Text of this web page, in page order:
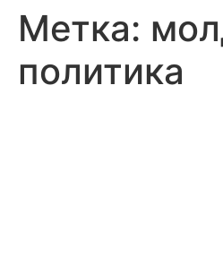
Метка:
политика